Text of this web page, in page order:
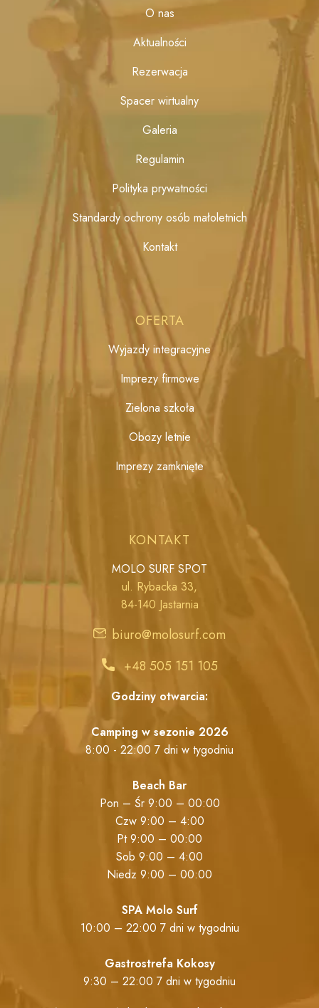
O nas
Aktualności
Rezerwacja
Spacer wirtualny
Galeria
Regulamin
Polityka prywatności
Standardy ochrony osób małoletnich
Kontakt
OFERTA
Wyjazdy integracyjne
Imprezy firmowe
Zielona szkoła
Obozy letnie
Imprezy zamknięte
KONTAKT
MOLO SURF SPOT
ul. Rybacka 33,
84-140 Jastarnia
biuro@molosurf.com
+48 505 151 105
Godziny otwarcia:
Camping w sezonie 2026
8:00 - 22:00 7 dni w tygodniu
Beach Bar
Pon – Śr 9:00 – 00:00
Czw 9:00 – 4:00
Pt 9:00 – 00:00
Sob 9:00 – 4:00
Niedz 9:00 – 00:00
SPA Molo Surf
10:00 – 22:00 7 dni w tygodniu
Gastrostrefa Kokosy
9:30 – 22:00 7 dni w tygodniu